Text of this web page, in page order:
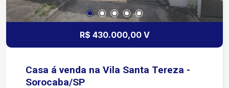
R$ 430.000,00 V
Casa á venda na Vila Santa Tereza -
Sorocaba/SP